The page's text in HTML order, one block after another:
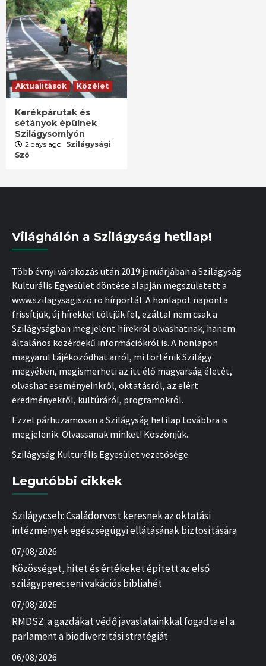
Aktualitások Közélet
Kerékpárutak és
sétányok épülnek
Szilágysomlyón
2 days ago Szilágysági
Szó
Világhálón a Szilágyság hetilap!
Több évnyi várakozás után 2019 januárjában a Szilágyság
Kulturális Egyesület döntése alapján megszületett a
www.szilagysagiszo.ro hírportál. A honlapot naponta
frissítjük, új hírekkel töltjük fel, ezáltal nem csak a
Szilágyságban megjelent hírekről olvashatnak, hanem
általános közérdekű információkról is. A honlapon
magyarul tájékozódhat arról, mi történik Szilágy
megyében, megismerheti az itt élő magyarság életét,
olvashat eseményeinkről, oktatásról, az elért
eredményekről, kultúráról, programokról.
Ezzel párhuzamosan a Szilágyság hetilap továbbra is
megjelenik. Olvassanak minket! Köszönjük.
Szilágyság Kulturális Egyesület vezetősége
Legutóbbi cikkek
Szilágycseh: Családorvost keresnek az oktatási
intézmények egészségügyi ellátásának biztosítására
07/08/2026
Közösséget, hitet és értékeket épített az első
szilágyperecseni vakációs bibliahét
07/08/2026
RMDSZ: a gazdákat védő javaslatainkkal fogadta el a
parlament a biodiverzitási stratégiát
06/08/2026